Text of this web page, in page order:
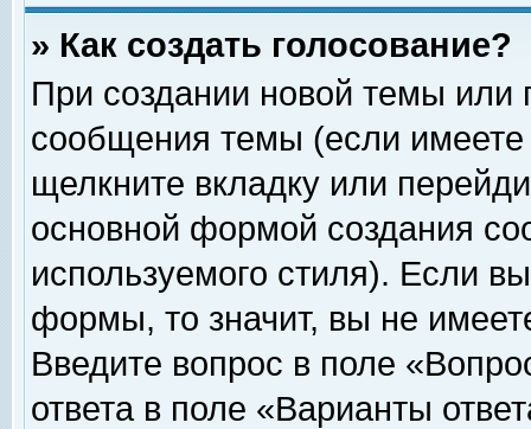
» Как создать голосование?
При создании новой темы или
сообщения темы (если
щелкните вкладку или
основной формой создания
используемого стиля). Если
формы, то значит, вы не
Введите вопрос в поле
ответа в поле «Варианты